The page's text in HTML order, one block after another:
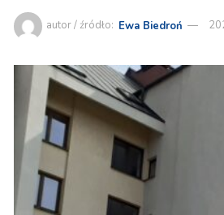
autor / źródło: Ewa Biedroń